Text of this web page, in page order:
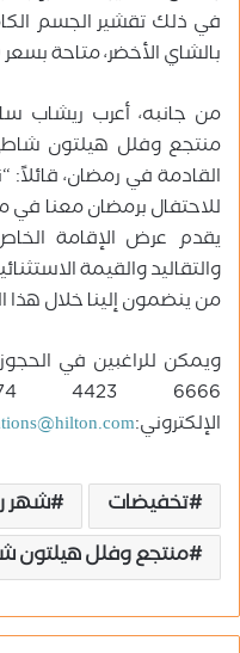
بالشاي الأخضر، متاحة بسعر 250 ريال قطري للعلاج الواحد.
من جانبه، أعرب ريشاب
منتجع وفلل هيلتون
القادمة في رمضان،
للاحتفال برمضان معنا
يقدم عرض الإقامة
والتقاليد والقيمة
من ينضمون إلينا خلال هذا
ويمكن للراغبين في
الإلكتروني:
تخفيضات شهر
منتجع وفلل